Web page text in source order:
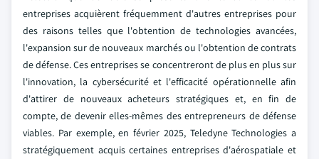
entreprises acquièrent fréquemment d'autres entreprises pour
des raisons telles que l'obtention de technologies avancées,
l'expansion sur de nouveaux marchés ou l'obtention de contrats
de défense. Ces entreprises se concentreront de plus en plus sur
l'innovation, la cybersécurité et l'efficacité opérationnelle afin
d'attirer de nouveaux acheteurs stratégiques et, en fin de
compte, de devenir elles-mêmes des entrepreneurs de défense
viables. Par exemple, en février 2025, Teledyne Technologies a
stratégiquement acquis certaines entreprises d'aérospatiale et